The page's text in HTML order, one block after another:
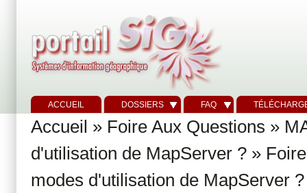
ACCUEIL DOSSIERS FAQ
Accueil » Foire Aux Questions »
d'utilisation de MapServer ? »
modes d'utilisation de MapServer ?